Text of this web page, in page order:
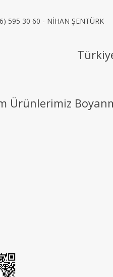
595 30 60 - NİHAN ŞENTÜRK
Ürünlerimiz